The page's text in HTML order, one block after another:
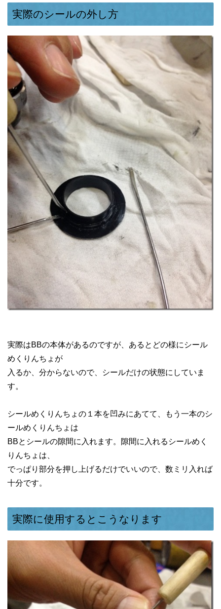
実際のシールの外し方
実際はBBの本体があるのですが、あるとどの様にシール
めくりんちょが
入るか、分からないので、シールだけの状態にしていま
す。
シールめくりんちょの１本を凹みにあてて、もう一本のシ
ールめくりんちょは
BBとシールの隙間に入れます。隙間に入れるシールめく
りんちょは、
でっぱり部分を押し上げるだけでいいので、数ミリ入れば
十分です。
実際に使用するとこうなります